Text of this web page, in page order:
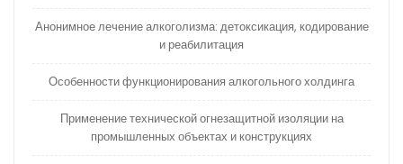
Анонимное лечение алкоголизма: детоксикация, кодирование
и реабилитация
Особенности функционирования алкогольного холдинга
Применение технической огнезащитной изоляции на
промышленных объектах и конструкциях